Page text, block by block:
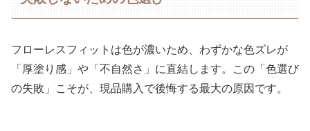
フローレスフィットは色が濃いため、わずかな色ズレが
「厚塗り感」や「不自然さ」に直結します。この「色選び
の失敗」こそが、現品購入で後悔する最大の原因です。